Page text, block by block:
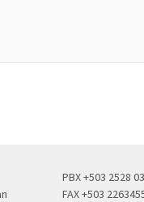
PBX +503 2528
FAX +503